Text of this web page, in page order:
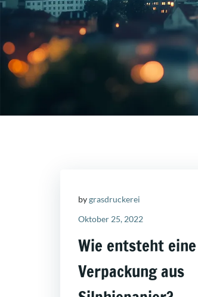
bygrasdruckerei
Oktober 25, 2022
Wie entsteht eine
Verpackung aus